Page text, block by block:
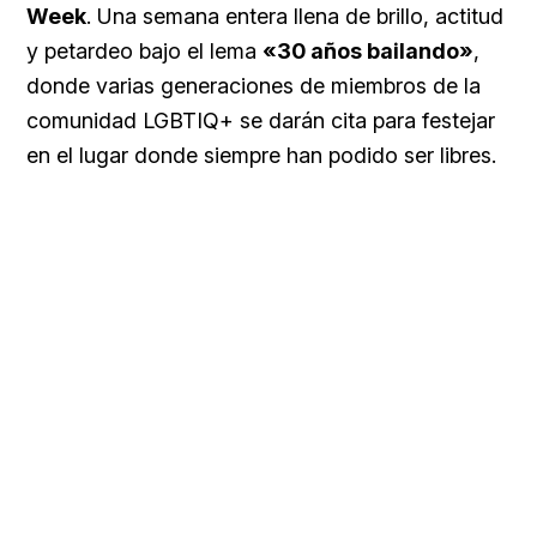
Week. Una semana entera llena de brillo, actitud
y petardeo bajo el lema «30 años bailando»,
donde varias generaciones de miembros de la
comunidad LGBTIQ+ se darán cita para festejar
en el lugar donde siempre han podido ser libres.